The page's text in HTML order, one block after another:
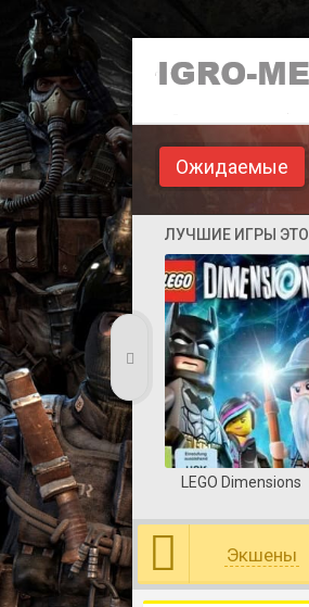
Ожидаемые
ЛУЧШИЕ ИГРЫ
LEGO Dimensions
Экшены